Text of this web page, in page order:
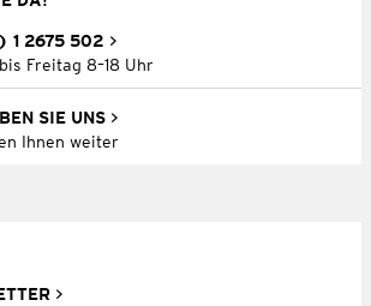
1 2675 502
Freitag 8–18 Uhr
SIE UNS
Ihnen weiter